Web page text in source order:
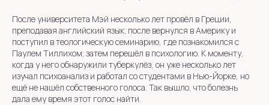
После университета Мэй несколько лет провёл в Греции,
преподавая английский язык; после вернулся в Америку и
поступил в теологическую семинарию, где познакомился с
Паулем Тиллихом; затем перешёл в психологию. К моменту,
когда у него обнаружили туберкулёз, он уже несколько лет
изучал психоанализ и работал со студентами в Нью-Йорке, но
ещё не нашёл собственного голоса. Так вышло, что болезнь
дала ему время этот голос найти.